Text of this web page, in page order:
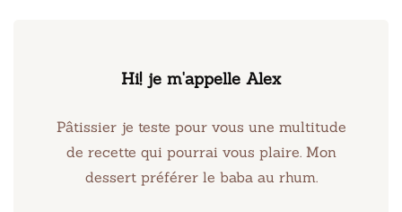
Hi! je m'appelle Alex
Pâtissier je teste pour vous une multitude
de recette qui pourrai vous plaire. Mon
dessert préférer le baba au rhum.